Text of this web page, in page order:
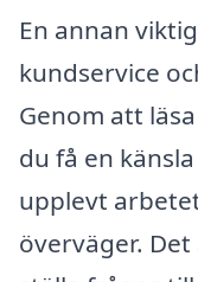
En annan
kundservice
Genom att
du få en
upplevt
överväger.